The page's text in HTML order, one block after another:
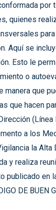
por
quienes
para
Aquí se
Esto le
o
manera que
que hacen
(Línea
a los
la Alta
y realiza
publicado en
DE BUEN